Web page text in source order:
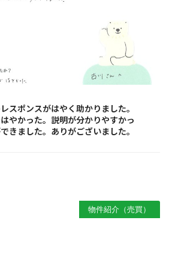
スポンスがはやく助かりました。
やかった。説明が分かりやすかっ
きました。ありがございました。
物件紹介（売買）